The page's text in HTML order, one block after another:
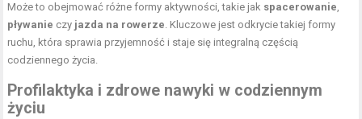
Może to obejmować różne formy aktywności, takie jak spacerowanie,
pływanie czy jazda na rowerze. Kluczowe jest odkrycie takiej formy
ruchu, która sprawia przyjemność i staje się integralną częścią
codziennego życia.
Profilaktyka i zdrowe nawyki w codziennym
życiu